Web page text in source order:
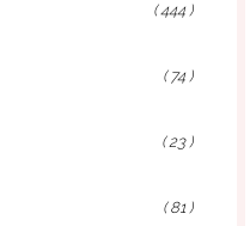
( 444 )
( 74 )
( 23 )
( 81 )